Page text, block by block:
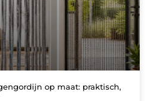
op maat: praktisch,